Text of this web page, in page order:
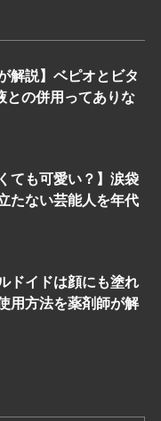
解説】ベピオとビタ
との併用ってありな
ても可愛い？】涙袋
たない芸能人を年代
ドイドは顔にも塗れ
用方法を薬剤師が解